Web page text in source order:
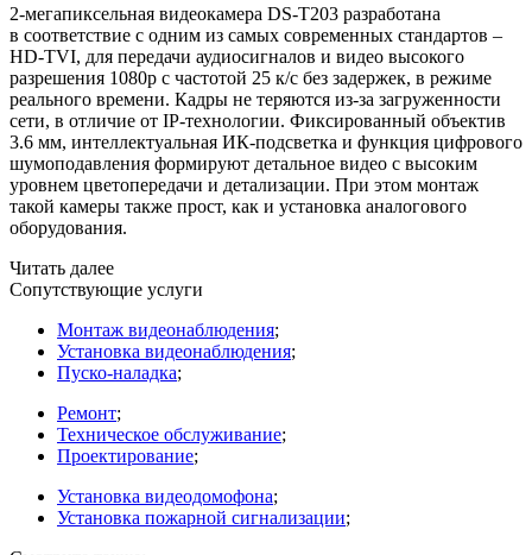
2-мегапиксельная видеокамера DS-T203 разработана
в соответствие с одним из самых современных стандартов –
HD-TVI, для передачи аудиосигналов и видео высокого
разрешения 1080p с частотой 25 к/с без задержек, в режиме
реального времени. Кадры не теряются из-за загруженности
сети, в отличие от IP-технологии. Фиксированный объектив
3.6 мм, интеллектуальная ИК-подсветка и функция цифрового
шумоподавления формируют детальное видео с высоким
уровнем цветопередачи и детализации. При этом монтаж
такой камеры также прост, как и установка аналогового
оборудования.
Читать далее
Сопутствующие услуги
Монтаж видеонаблюдения;
Установка видеонаблюдения;
Пуско-наладка;
Ремонт;
Техническое обслуживание;
Проектирование;
Установка видеодомофона;
Установка пожарной сигнализации;